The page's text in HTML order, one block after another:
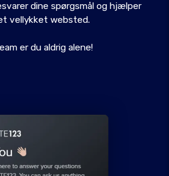
dine spørgsmål og hjælper
vellykket websted.
er du aldrig alene!